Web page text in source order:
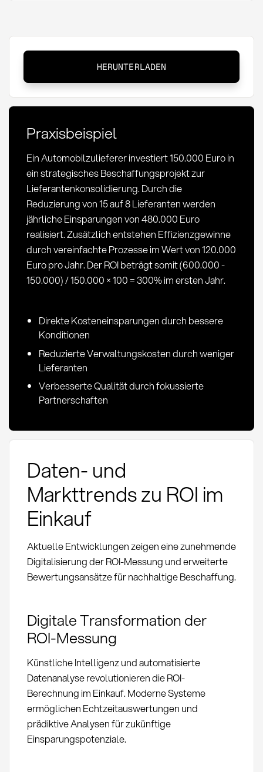
Einkauf:
Berechnung,
und
strategische
Anwendung
HERUNTERLADEN
Praxisbeispiel
Ein Automobilzulieferer investiert 150.000 Euro in
ein strategisches Beschaffungsprojekt zur
Lieferantenkonsolidierung. Durch die
Reduzierung von 15 auf 8 Lieferanten werden
jährliche Einsparungen von 480.000 Euro
realisiert. Zusätzlich entstehen Effizienzgewinne
durch vereinfachte Prozesse im Wert von 120.000
Euro pro Jahr. Der ROI beträgt somit (600.000 -
150.000) / 150.000 × 100 = 300% im ersten Jahr.
Direkte Kosteneinsparungen durch bessere
Konditionen
Reduzierte Verwaltungskosten durch weniger
Lieferanten
Verbesserte Qualität durch fokussierte
Partnerschaften
Daten- und
Markttrends zu ROI im
Einkauf
Aktuelle Entwicklungen zeigen eine zunehmende
Digitalisierung der ROI-Messung und erweiterte
Bewertungsansätze für nachhaltige Beschaffung.
Digitale Transformation der
ROI-Messung
Künstliche Intelligenz und automatisierte
Datenanalyse revolutionieren die ROI-
Berechnung im Einkauf. Moderne Systeme
ermöglichen Echtzeitauswertungen und
prädiktive Analysen für zukünftige
Einsparungspotenziale.